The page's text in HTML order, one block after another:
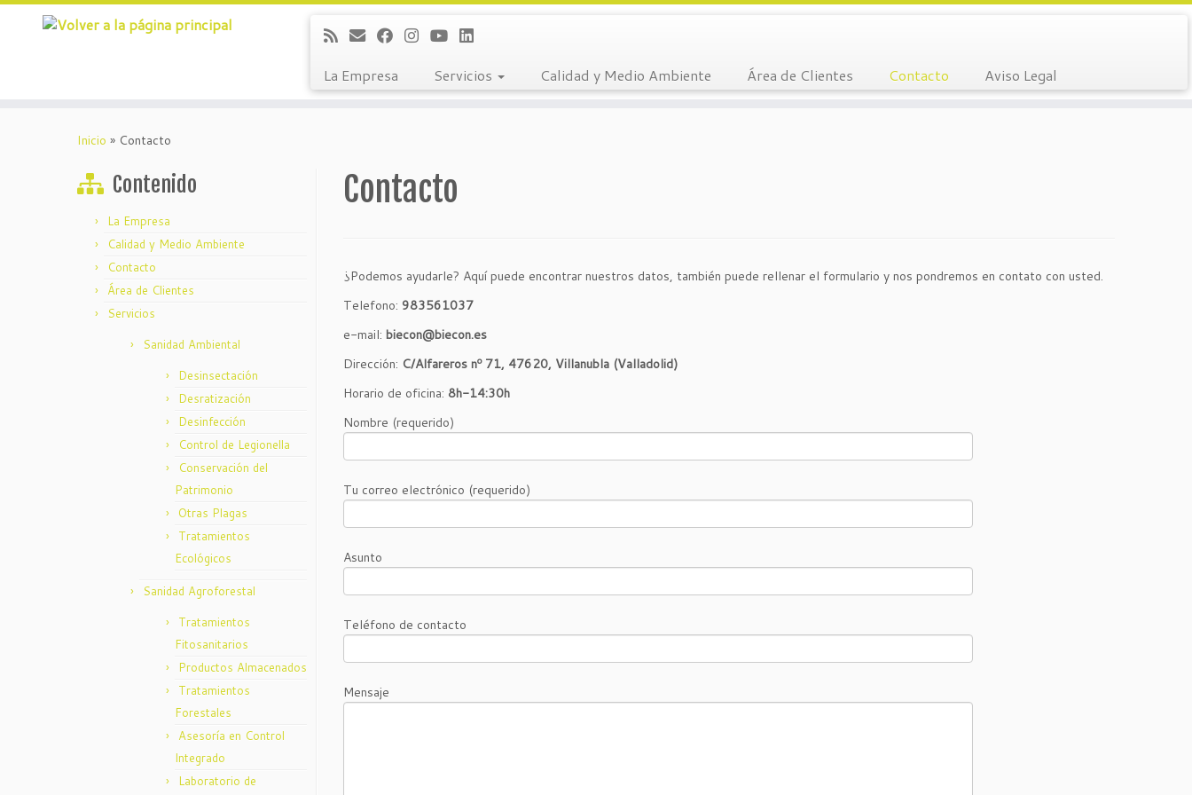
La Empresa Servicios Calidad y Medio Ambiente Área de Clientes Contacto Aviso Legal
Inicio » Contacto
Contenido
La Empresa
Calidad y Medio Ambiente
Contacto
Área de Clientes
Servicios
Sanidad Ambiental
Desinsectación
Desratización
Desinfección
Control de Legionella
Conservación del
Patrimonio
Otras Plagas
Tratamientos
Ecológicos
Sanidad Agroforestal
Tratamientos
Fitosanitarios
Productos Almacenados
Tratamientos
Forestales
Asesoría en Control
Integrado
Laboratorio de
Contacto
¿Podemos ayudarle? Aquí puede encontrar nuestros datos, también puede rellenar el formulario y nos pondremos en contato con usted.
Telefono: 983561037
e-mail: biecon@biecon.es
Dirección: C/Alfareros nº 71, 47620, Villanubla (Valladolid)
Horario de oficina: 8h-14:30h
Nombre (requerido)
Tu correo electrónico (requerido)
Asunto
Teléfono de contacto
Mensaje